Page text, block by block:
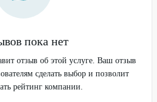
пока нет
отзыв об этой услуге. Ваш отзыв
сделать выбор и позволит
рейтинг компании.